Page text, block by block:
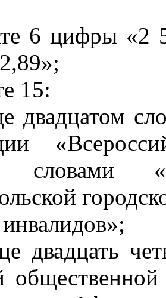
6 цифры «2
15:
двадцатом
словами
двадцать